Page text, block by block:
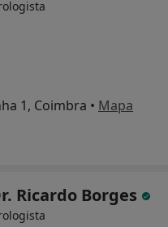
1, Coimbra • Mapa
Ricardo Borges